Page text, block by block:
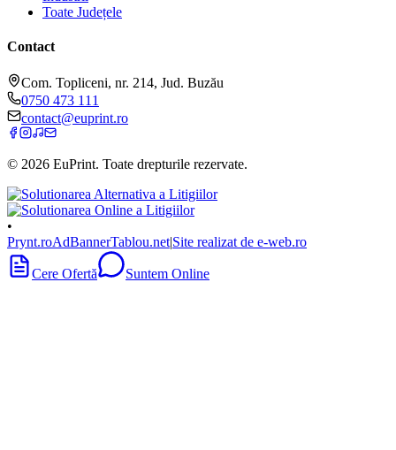
Toate Județele
Contact
Com. Topliceni, nr. 214, Jud. Buzău
0750 473 111
contact@euprint.ro
© 2026 EuPrint. Toate drepturile rezervate.
•
Prynt.roAdBannerTablou.net|Site realizat de e-web.ro
Cere Ofertă Suntem Online